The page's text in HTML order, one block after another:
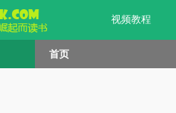
视频教程
首页